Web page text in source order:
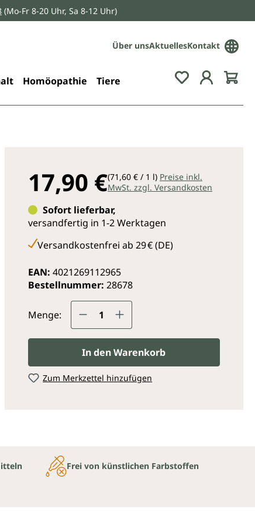
(Mo-Fr 8-20 Uhr, Sa 8-12 Uhr)
Über unsAktuellesKontakt
Homöopathie Tiere Du hast 0
17,90 €(71,60 € / 1 l) Preise inkl.
MwSt. zzgl. Versandkosten
Sofort lieferbar,
versandfertig in 1-2 Werktagen
Versandkostenfrei ab 29 € (DE)
EAN: 4021269112965
Bestellnummer: 28678
Menge: Produkt Anzahl: Gib den
In den Warenkorb
Zum Merkzettel hinzufügen
Frei von künstlichen Farbstoffen